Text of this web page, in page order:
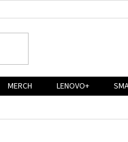
MERCH LENOVO+